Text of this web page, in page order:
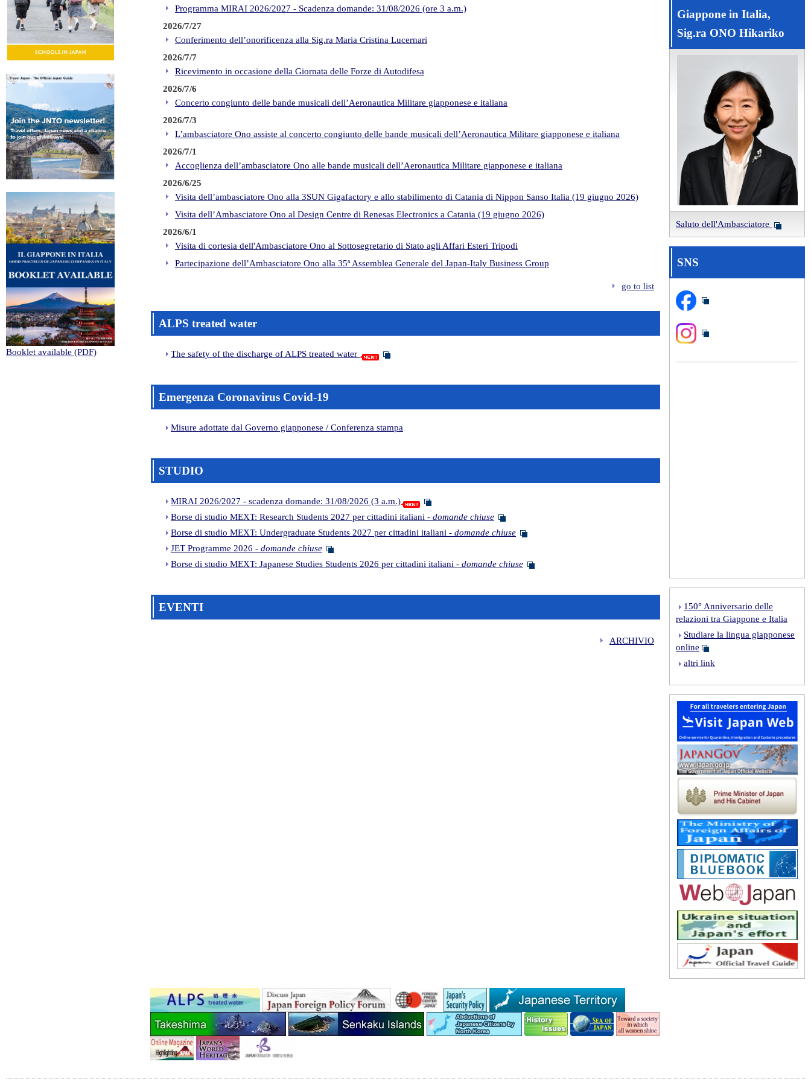
Booklet available (PDF)
Programma MIRAI 2026/2027 - Scadenza domande: 31/08/2026 (ore 3 a.m.)
2026/7/27
Conferimento dell’onorificenza alla Sig.ra Maria Cristina Lucernari
2026/7/7
Ricevimento in occasione della Giornata delle Forze di Autodifesa
2026/7/6
Concerto congiunto delle bande musicali dell’Aeronautica Militare giapponese e italiana
2026/7/3
L’ambasciatore Ono assiste al concerto congiunto delle bande musicali dell’Aeronautica Militare giapponese e italiana
2026/7/1
Accoglienza dell’ambasciatore Ono alle bande musicali dell’Aeronautica Militare giapponese e italiana
2026/6/25
Visita dell’ambasciatore Ono alla 3SUN Gigafactory e allo stabilimento di Catania di Nippon Sanso Italia (19 giugno 2026)
Visita dell’Ambasciatore Ono al Design Centre di Renesas Electronics a Catania (19 giugno 2026)
2026/6/1
Visita di cortesia dell'Ambasciatore Ono al Sottosegretario di Stato agli Affari Esteri Tripodi
Partecipazione dell’Ambasciatore Ono alla 35ª Assemblea Generale del Japan-Italy Business Group
go to list
ALPS treated water
The safety of the discharge of ALPS treated water
Emergenza Coronavirus Covid-19
Misure adottate dal Governo giapponese / Conferenza stampa
STUDIO
MIRAI 2026/2027 - scadenza domande: 31/08/2026 (3 a.m.)
Borse di studio MEXT: Research Students 2027 per cittadini italiani - domande chiuse
Borse di studio MEXT: Undergraduate Students 2027 per cittadini italiani - domande chiuse
JET Programme 2026 - domande chiuse
Borse di studio MEXT: Japanese Studies Students 2026 per cittadini italiani - domande chiuse
EVENTI
ARCHIVIO
Giappone in Italia,
Sig.ra ONO Hikariko
Saluto dell'Ambasciatore
SNS
150° Anniversario delle
relazioni tra Giappone e Italia
Studiare la lingua giapponese
online
altri link